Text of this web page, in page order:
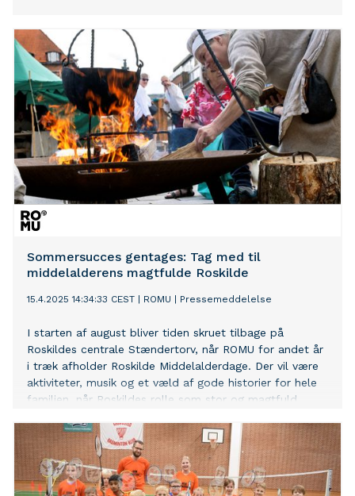
Sommersucces gentages: Tag med til
middelalderens magtfulde Roskilde
15.4.2025 14:34:33 CEST ROMU Pressemeddelelse
I starten af august bliver tiden skruet tilbage på
Roskildes centrale Stændertorv, når ROMU for andet år
i træk afholder Roskilde Middelalderdage. Der vil være
aktiviteter, musik og et væld af gode historier for hele
familien, når Roskildes rolle som stor og magtfuld